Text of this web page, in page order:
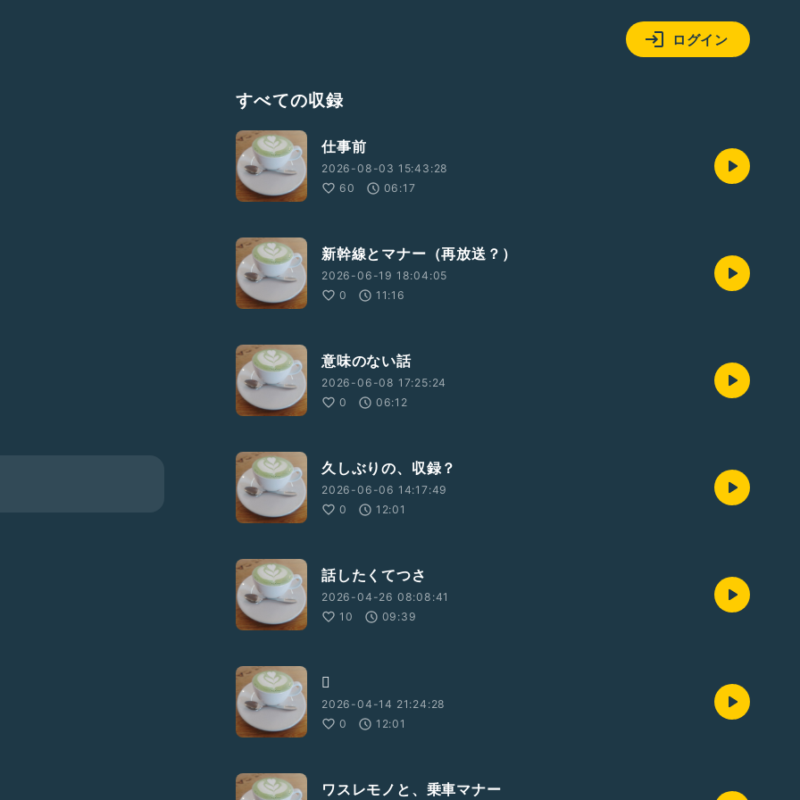
ログイン
すべての収録
仕事前
2026-08-03 15:43:28
60
06:17
新幹線とマナー（再放送？）
2026-06-19 18:04:05
0
11:16
意味のない話
2026-06-08 17:25:24
0
06:12
久しぶりの、収録？
2026-06-06 14:17:49
0
12:01
話したくてつさ
2026-04-26 08:08:41
10
09:39
🫪
2026-04-14 21:24:28
0
12:01
ワスレモノと、乗車マナー